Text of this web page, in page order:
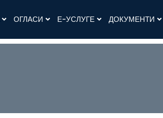
ОГЛАСИ Е-УСЛУГЕ ДОКУМЕНТИ